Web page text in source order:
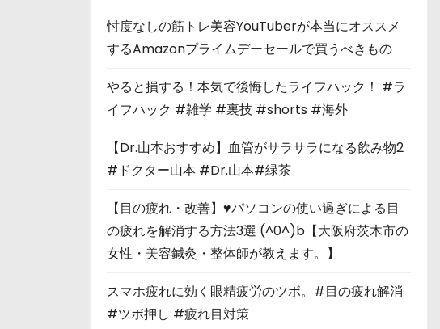
忖度なしの筋トレ美容YouTuberが本当にオススメ
するAmazonプライムデーセールで買うべきもの
やると損する！本気で後悔したライフハック！ #ラ
イフハック #雑学 #裏技 #shorts #海外
【Dr.山本おすすめ】血管がサラサラになる飲み物2
#ドクター山本 #Dr.山本#緑茶
【目の疲れ・改善】♥パソコンの使い過ぎによる目
の疲れを解消する方法3選 (^0^)b【大阪府茨木市の
女性・美容鍼灸・整体師が教えます。】
スマホ疲れに効く眼精疲労のツボ。#目の疲れ解消
#ツボ押し #疲れ目対策